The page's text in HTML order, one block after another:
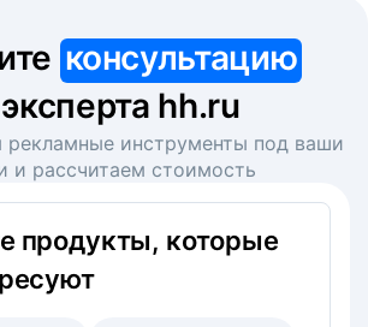
консультацию
hh.ru
инструменты под ваши
и рассчитаем стоимость
продукты, которые